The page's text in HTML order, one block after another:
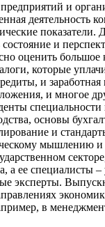
и
деятельность
показатели.
состояние и
оценить большое
которые
и заработная
и многое
основы
и
мышлению и
а ее специалисты
эксперты.
в